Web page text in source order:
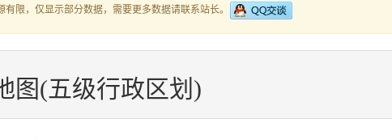
有限，仅显示部分数据，需要更多数据请联系站长。
图(五级行政区划)